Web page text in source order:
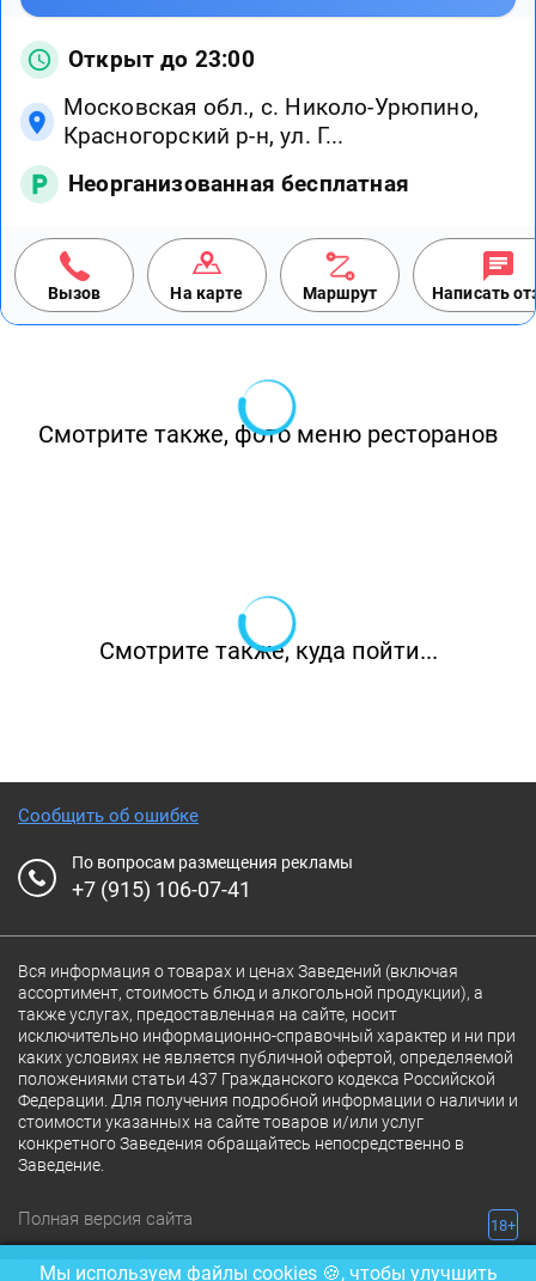
Открыт до 23:00
Московская обл., с. Николо-Урюпино,
Красногорский р-н, ул. Г...
Неорганизованная бесплатная
Вызов На карте Маршрут Написать
Смотрите также, фото меню ресторанов
Смотрите также, куда пойти...
Сообщить об ошибке
По вопросам размещения рекламы
+7 (915) 106-07-41
Вся информация о товарах и ценах Заведений (включая
ассортимент, стоимость блюд и алкогольной продукции), а
также услугах, предоставленная на сайте, носит
исключительно информационно-справочный характер и ни при
каких условиях не является публичной офертой, определяемой
положениями статьи 437 Гражданского кодекса Российской
Федерации. Для получения подробной информации о наличии и
стоимости указанных на сайте товаров и/или услуг
конкретного Заведения обращайтесь непосредственно в
Заведение.
Полная версия сайта 18+
© 2026 Ресторан.Ru
Мы используем файлы cookies 🍪, чтобы улучшить